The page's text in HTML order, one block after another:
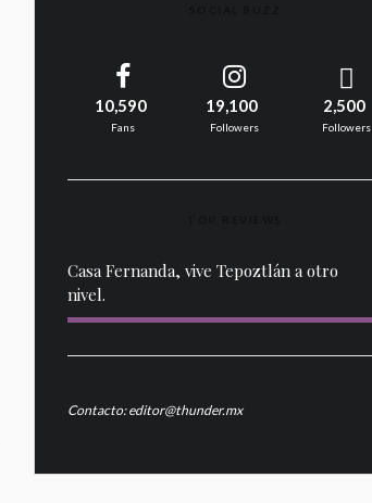
10,590
Fans
19,100
Followers
2,500
Followers
Casa Fernanda, vive Tepoztlán a otro
nivel.
Contacto: editor@thunder.mx